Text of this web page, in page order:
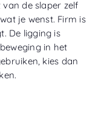
de slaper zelf
je wenst. Firm is
De ligging is
in het
kies dan